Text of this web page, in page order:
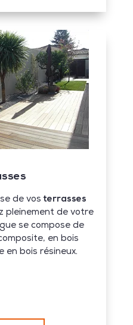
de vosterrasses
pleinement de votre
se compose de
en bois
en bois résineux.